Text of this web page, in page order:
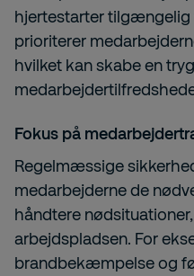
hjertestarter tilgængelig
prioriterer
hvilket kan skabe en
Fokus på
Regelmæssige
medarbejderne de
håndtere
arbejdspladsen. For
brandbekæmpelse og